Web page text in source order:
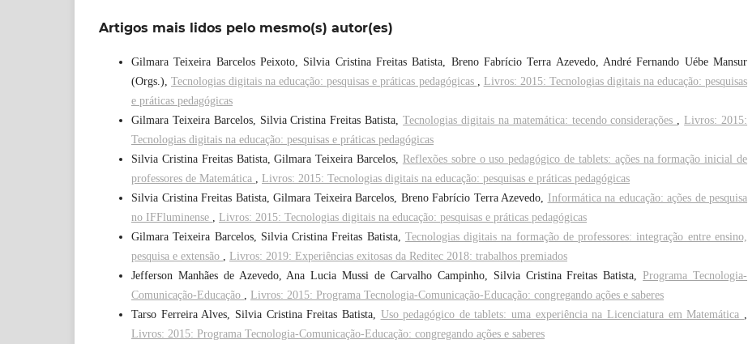
Artigos mais lidos pelo mesmo(s) autor(es)
Gilmara Teixeira Barcelos Peixoto, Silvia Cristina Freitas Batista, Breno Fabrício Terra Azevedo, André Fernando Uébe Mansur
(Orgs.),Tecnologias digitais na educação: pesquisas e práticas pedagógicas
Livros: 2015: Tecnologias digitais na educação: pesquisas
e práticas pedagógicas
Gilmara Teixeira Barcelos, Silvia Cristina Freitas Batista,Tecnologias digitais na matemática: tecendo considerações
Livros: 2015:
Tecnologias digitais na educação: pesquisas e práticas pedagógicas
Silvia Cristina Freitas Batista, Gilmara Teixeira Barcelos, Reflexões sobre o uso pedagógico de tablets: ações na formação inicial de
professores de Matemática
Livros: 2015: Tecnologias digitais na educação: pesquisas e práticas pedagógicas
Silvia Cristina Freitas Batista, Gilmara Teixeira Barcelos, Breno Fabrício Terra Azevedo, Informática na educação: ações de pesquisa
no IFFluminense
Livros: 2015: Tecnologias digitais na educação: pesquisas e práticas pedagógicas
Gilmara Teixeira Barcelos, Silvia Cristina Freitas Batista, Tecnologias digitais na formação de professores: integração entre ensino,
pesquisa e extensão
Livros: 2019: Experiências exitosas da Reditec 2018: trabalhos premiados
Jefferson Manhães de Azevedo, Ana Lucia Mussi de Carvalho Campinho, Silvia Cristina Freitas Batista, Programa Tecnologia-
Comunicação-Educação
Livros: 2015: Programa Tecnologia-Comunicação-Educação: congregando ações e saberes
Tarso Ferreira Alves, Silvia Cristina Freitas Batista, Uso pedagógico de tablets: uma experiência na Licenciatura em Matemática
Livros: 2015: Programa Tecnologia-Comunicação-Educação: congregando ações e saberes